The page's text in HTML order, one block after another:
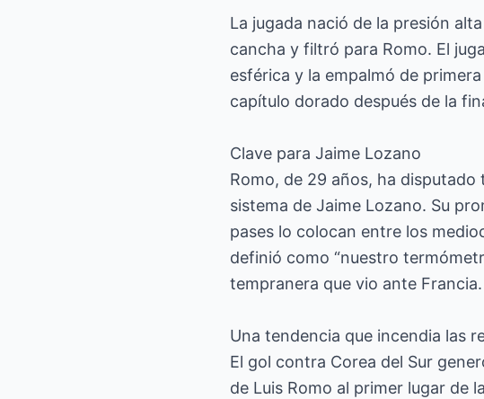
La jugada nació de la presión
cancha y filtró para Romo. El
esférica y la empalmó de
capítulo dorado después de la
Clave para Jaime Lozano
Romo, de 29 años, ha
sistema de Jaime Lozano. Su
pases lo colocan entre los
definió como “nuestro
tempranera que vio ante Francia.
Una tendencia que incendia las
El gol contra Corea del Sur
de Luis Romo al primer lugar de